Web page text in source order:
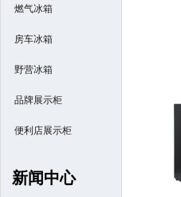
燃气冰箱
房车冰箱
野营冰箱
品牌展示柜
便利店展示柜
新闻中心